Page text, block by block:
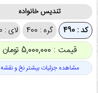
تندیس خانواده
کد : 490 گره : 400 لای : 570
قیمت : 5,000,000 تومان
مشاهده جزئیات بیشتر نخ و نقشه